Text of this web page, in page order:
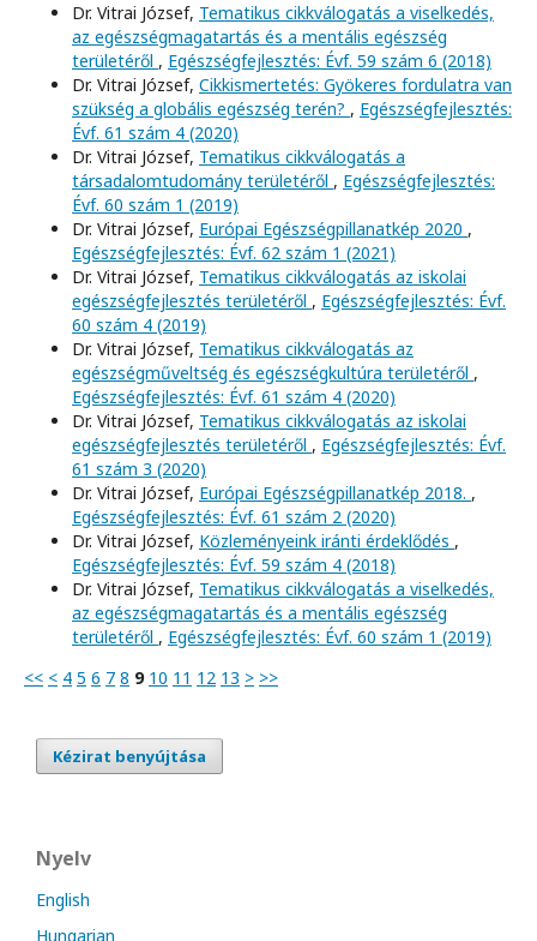
Dr. Vitrai József, Tematikus cikkválogatás a viselkedés,
az egészségmagatartás és a mentális egészség
területéről , Egészségfejlesztés: Évf. 59 szám 6 (2018)
Dr. Vitrai József, Cikkismertetés: Gyökeres fordulatra van
szükség a globális egészség terén? , Egészségfejlesztés:
Évf. 61 szám 4 (2020)
Dr. Vitrai József, Tematikus cikkválogatás a
társadalomtudomány területéről , Egészségfejlesztés:
Évf. 60 szám 1 (2019)
Dr. Vitrai József, Európai Egészségpillanatkép 2020 ,
Egészségfejlesztés: Évf. 62 szám 1 (2021)
Dr. Vitrai József, Tematikus cikkválogatás az iskolai
egészségfejlesztés területéről , Egészségfejlesztés: Évf.
60 szám 4 (2019)
Dr. Vitrai József, Tematikus cikkválogatás az
egészségműveltség és egészségkultúra területéről ,
Egészségfejlesztés: Évf. 61 szám 4 (2020)
Dr. Vitrai József, Tematikus cikkválogatás az iskolai
egészségfejlesztés területéről , Egészségfejlesztés: Évf.
61 szám 3 (2020)
Dr. Vitrai József, Európai Egészségpillanatkép 2018. ,
Egészségfejlesztés: Évf. 61 szám 2 (2020)
Dr. Vitrai József, Közleményeink iránti érdeklődés ,
Egészségfejlesztés: Évf. 59 szám 4 (2018)
Dr. Vitrai József, Tematikus cikkválogatás a viselkedés,
az egészségmagatartás és a mentális egészség
területéről , Egészségfejlesztés: Évf. 60 szám 1 (2019)
<< < 4 5 6 7 8 9 10 11 12 13 > >>
Kézirat benyújtása
Nyelv
English
Hungarian